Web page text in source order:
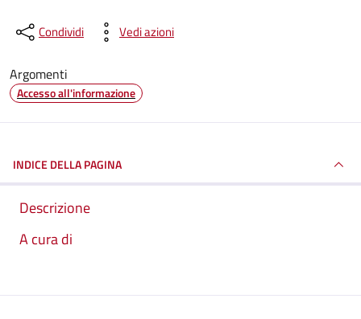
Condividi Vedi azioni
Argomenti
Accesso all'informazione
INDICE DELLA PAGINA
Descrizione
A cura di